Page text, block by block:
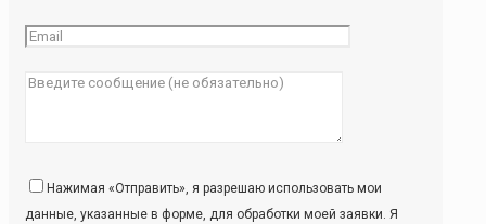
Нажимая «Отправить», я разрешаю использовать мои
данные, указанные в форме, для обработки моей заявки. Я